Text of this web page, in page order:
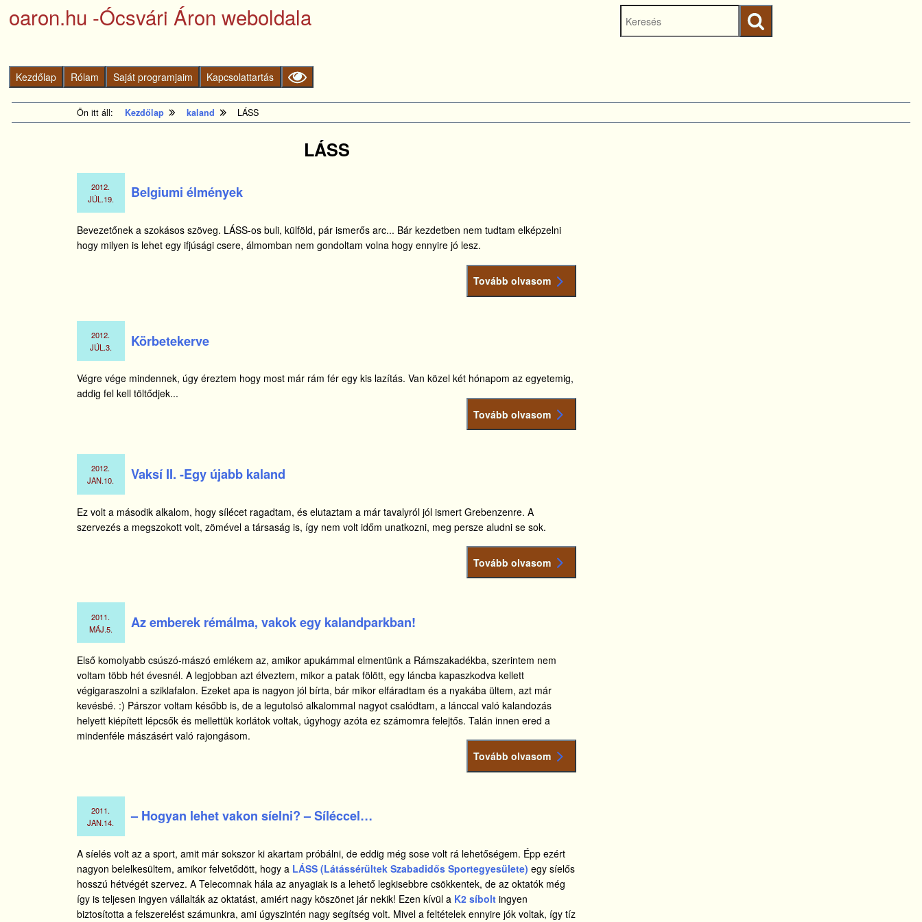
Kezdőlapra
oaron.hu -Ócsvári Áron weboldala
Keresés
indítása
Kezdőlap Rólam Saját programjaim Kapcsolattartás
Ön itt áll: Kezdőlap kaland LÁSS
LÁSS
Belgiumi élmények
2012.
JÚL.19.
Bevezetőnek a szokásos szöveg. LÁSS-os buli, külföld, pár ismerős arc... Bár kezdetben nem tudtam elképzelni
hogy milyen is lehet egy ifjúsági csere, álmomban nem gondoltam volna hogy ennyire jó lesz.
Tovább olvasom
Körbetekerve
2012.
JÚL.3.
Végre vége mindennek, úgy éreztem hogy most már rám fér egy kis lazítás. Van közel két hónapom az egyetemig,
addig fel kell töltődjek...
Tovább olvasom
Vaksí II. -Egy újabb kaland
2012.
JAN.10.
Ez volt a második alkalom, hogy sílécet ragadtam, és elutaztam a már tavalyról jól ismert Grebenzenre. A
szervezés a megszokott volt, zömével a társaság is, így nem volt időm unatkozni, meg persze aludni se sok.
Tovább olvasom
Az emberek rémálma, vakok egy kalandparkban!
2011.
MÁJ.5.
Első komolyabb csúszó-mászó emlékem az, amikor apukámmal elmentünk a Rámszakadékba, szerintem nem
voltam több hét évesnél. A legjobban azt élveztem, mikor a patak fölött, egy láncba kapaszkodva kellett
végigaraszolni a sziklafalon. Ezeket apa is nagyon jól bírta, bár mikor elfáradtam és a nyakába ültem, azt már
kevésbé. :) Párszor voltam később is, de a legutolsó alkalommal nagyot csalódtam, a lánccal való kalandozás
helyett kiépített lépcsők és mellettük korlátok voltak, úgyhogy azóta ez számomra felejtős. Talán innen ered a
mindenféle mászásért való rajongásom.
Tovább olvasom
– Hogyan lehet vakon síelni? – Síléccel…
2011.
JAN.14.
A síelés volt az a sport, amit már sokszor ki akartam próbálni, de eddig még sose volt rá lehetőségem. Épp ezért
nagyon belelkesültem, amikor felvetődött, hogy a LÁSS (Látássérültek Szabadidős Sportegyesülete) egy síelős
hosszú hétvégét szervez. A Telecomnak hála az anyagiak is a lehető legkisebbre csökkentek, de az oktatók még
így is teljesen ingyen vállalták az oktatást, amiért nagy köszönet jár nekik! Ezen kívül a K2 síbolt ingyen
biztosította a felszerelést számunkra, ami úgyszintén nagy segítség volt. Mivel a feltételek ennyire jók voltak, így tíz